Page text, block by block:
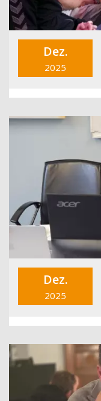
Dez.
2025
Dez.
2025